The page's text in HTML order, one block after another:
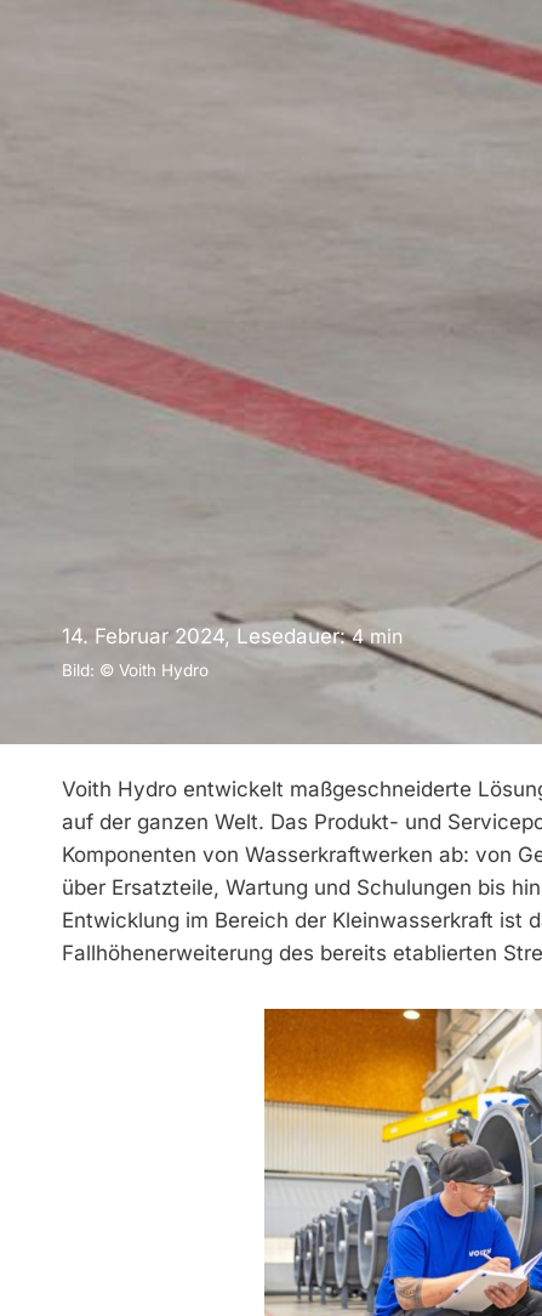
14. Februar 2024, Lesedauer:4min
Bild: © Voith Hydro
Voith Hydro entwickelt maßgeschneiderte
auf der ganzen Welt. Das Produkt- und
Komponenten von Wasserkraftwerken ab: von
über Ersatzteile, Wartung und Schulungen bis
Entwicklung im Bereich der Kleinwasserkraft ist
Fallhöhenerweiterung des bereits etablierten